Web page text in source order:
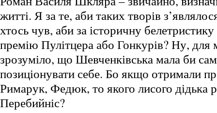
житті. Я за те, аби таких творів
хтось чув, аби за історичну
премію Пулітцера або Гонкурів? Ну,
зрозуміло, що Шевченківська мала би
позиціонувати себе. Бо якщо отримали
Римарук, Федюк, то якого лисого дідька
Перебийніс?